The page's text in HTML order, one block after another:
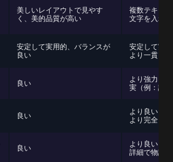
美しいレイアウトで見やす
く、美的品質が高い
複数テキス
文字を入れ
安定して実用的、バランスが
良い
安定して実
より一貫し
良い
より強力：
実（例：詩
良い
より良い：
より完全、
良い
より良い：
詳細で物語